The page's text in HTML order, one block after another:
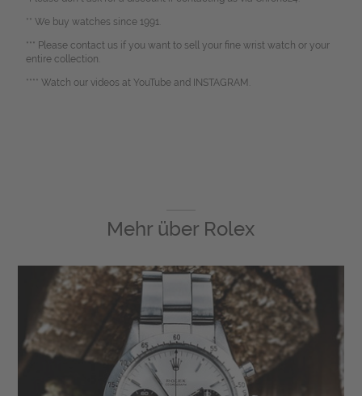
** We buy watches since 1991.
*** Please contact us if you want to sell your fine wrist watch or your
entire collection.
**** Watch our videos at YouTube and INSTAGRAM.
Mehr über Rolex